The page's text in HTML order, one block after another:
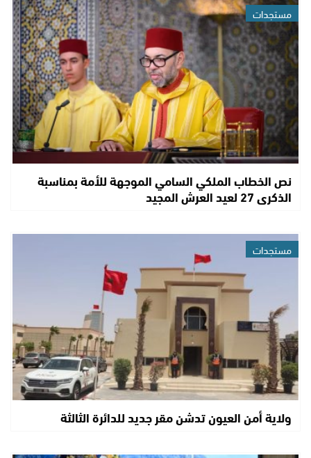
مستجدات
نص الخطاب الملكي السامي الموجهة للأمة بمناسبة
الذكرى 27 لعيد العرش المجيد
مستجدات
ولاية أمن العيون تدشن مقر جديد للدائرة الثالثة